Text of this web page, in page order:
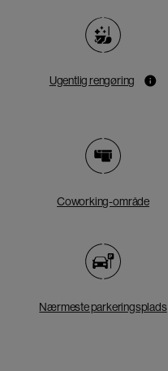
Ugentlig rengøring
Coworking-område
Nærmeste parkeringsplads